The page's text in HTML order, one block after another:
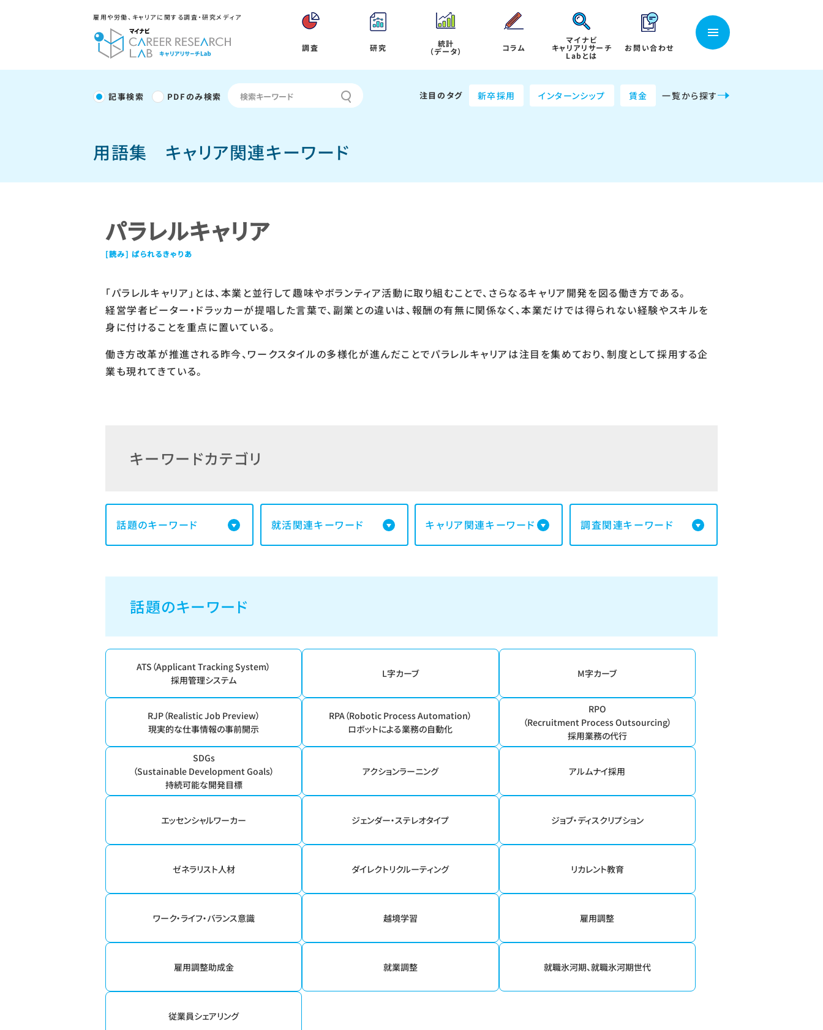
雇用や労働、キャリアに関する調査・研究メディア
調査 研究 統計
（データ） コラム
マイナビ
キャリアリサーチ
Labとは
お問い合わせ
記事検索 PDFのみ検索 注目のタグ 新卒採用 インターンシップ 賃金 一覧から探す
用語集 キャリア関連キーワード
パラレルキャリア
ぱられるきゃりあ
「パラレルキャリア」とは、本業と並行して趣味やボランティア活動に取り組むことで、さらなるキャリア開発を図る働き方である。
経営学者ピーター・ドラッカーが提唱した言葉で、副業との違いは、報酬の有無に関係なく、本業だけでは得られない経験やスキルを
身に付けることを重点に置いている。
働き方改革が推進される昨今、ワークスタイルの多様化が進んだことでパラレルキャリアは注目を集めており、制度として採用する企
業も現れてきている。
キーワードカテゴリ
話題のキーワード 就活関連キーワード キャリア関連キーワード 調査関連キーワード
話題のキーワード
ATS（Applicant Tracking System）
採用管理システム
L字カーブ M字カーブ
RJP（Realistic Job Preview）
現実的な仕事情報の事前開示
RPA（Robotic Process Automation）
ロボットによる業務の自動化
RPO
（Recruitment Process Outsourcing）
採用業務の代行
SDGs
（Sustainable Development Goals）
持続可能な開発目標
アクションラーニング アルムナイ採用
エッセンシャルワーカー ジェンダー・ステレオタイプ ジョブ・ディスクリプション
ゼネラリスト人材 ダイレクトリクルーティング リカレント教育
ワーク・ライフ・バランス意識 越境学習 雇用調整
雇用調整助成金 就業調整 就職氷河期、就職氷河期世代
従業員シェアリング